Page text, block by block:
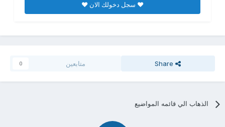
♥ سجل دخولك الان ♥
Share متابعين 0
الذهاب الي قائمه المواضيع